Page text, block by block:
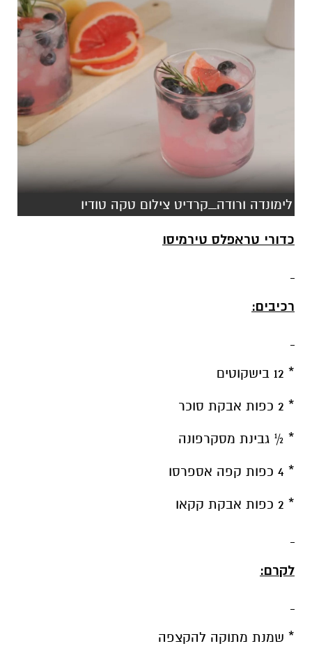
לימונדה ורודה_קרדיט צילום טקה טודיו
כדורי טראפלס טירמיסו
רכיבים:
* 12 בישקוטים
* 2 כפות אבקת סוכר
* ½ גבינת מסקרפונה
* 4 כפות קפה אספרסו
* 2 כפות אבקת קקאו
לקרם:
* שמנת מתוקה להקצפה